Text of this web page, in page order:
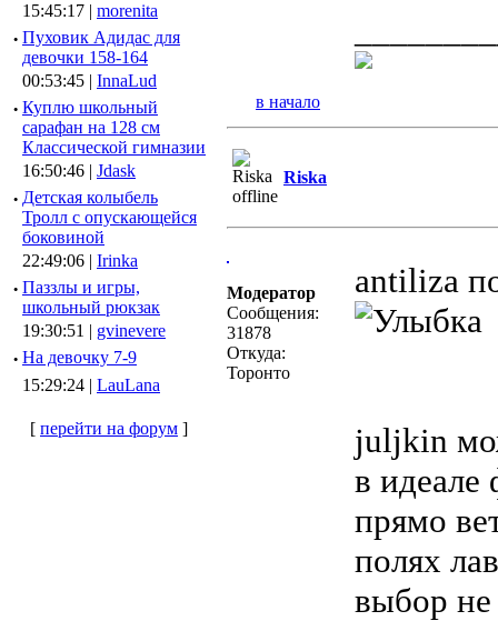
15:45:17 | morenita
· Пуховик Адидас для
девочки 158-164
00:53:45 | InnaLud
· Куплю школьный
сарафан на 128 см
Классической гимназии
16:50:46 | Jdask
· Детская колыбель
Тролл с опускающейся
боковиной
22:49:06 | Irinka
· Паззлы и игры,
школьный рюкзак
19:30:51 | gvinevere
· Hа девочку 7-9
15:29:24 | LauLana
[ перейти на форум ]
в начало
Riska
Модератор
Сообщения:
31878
Откуда:
Торонто
antiliza
juljkin
в
прямо
полях
выбор не